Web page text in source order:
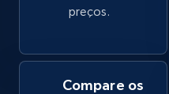
eBay - Collect
URL, Product id, Title,
Seller reviews,
more.
preços.
Compare os